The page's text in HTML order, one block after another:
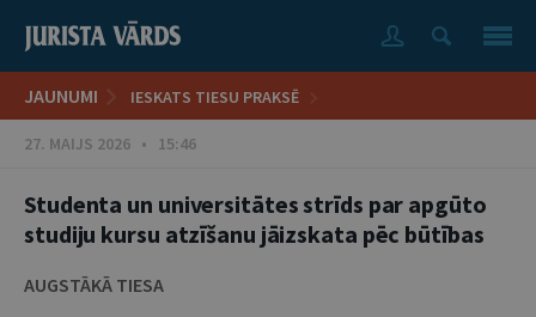
JAUNUMI IESKATS TIESU PRAKSĒ
27. MAIJS 2026 • 15:46
Studenta un universitātes strīds par apgūto
studiju kursu atzīšanu jāizskata pēc būtības
AUGSTĀKĀ TIESA